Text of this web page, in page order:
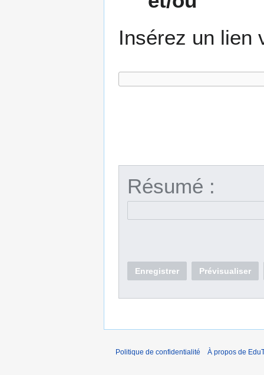
Insérez un lien
Résumé :
Enregistrer Prévisualiser
Politique de confidentialité À propos de